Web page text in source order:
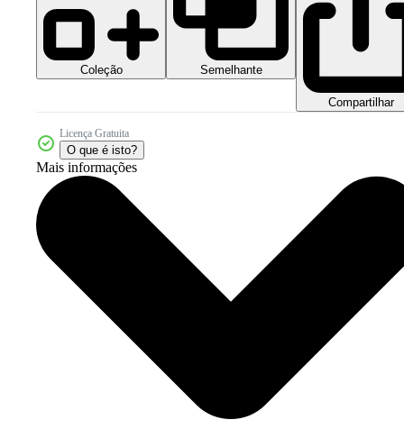
Coleção Semelhante
Compartilhar
Licença Gratuita
O que é isto?
Mais informações